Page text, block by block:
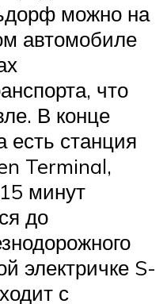
можно на
автомобиле
что
В конце
есть станция
Terminal,
минут
до
электричке S-
с